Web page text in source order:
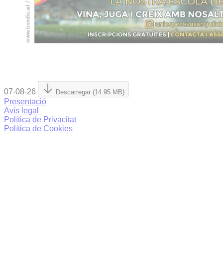
07-08-26 Descarregar (14.95 MB)
Presentació
Avís legal
Política de Privacitat
Política de Cookies